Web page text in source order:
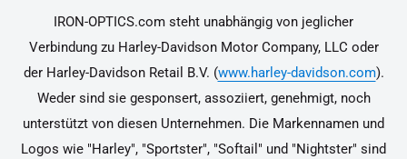
IRON-OPTICS.com steht unabhängig von jeglicher
Verbindung zu Harley-Davidson Motor Company, LLC oder
der Harley-Davidson Retail B.V. (www.harley-davidson.com).
Weder sind sie gesponsert, assoziiert, genehmigt, noch
unterstützt von diesen Unternehmen. Die Markennamen und
Logos wie "Harley", "Sportster", "Softail" und "Nightster" sind